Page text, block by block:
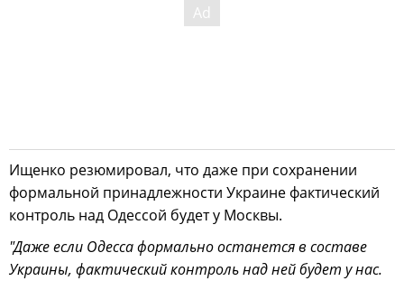
Ищенко резюмировал, что даже при сохранении
формальной принадлежности Украине фактический
контроль над Одессой будет у Москвы.
"Даже если Одесса формально останется в составе
Украины, фактический контроль над ней будет у нас.